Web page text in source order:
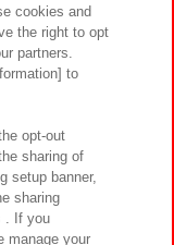
イトポリシー
ティ方針と検証結果
質問・お問い合わせ
cookies and
the right to opt
partners.
to
opt-out
sharing of
setup banner,
sharing
. If you
manage your